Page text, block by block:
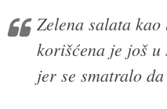
Zelena salata
korišćena je još
jer se smatralo